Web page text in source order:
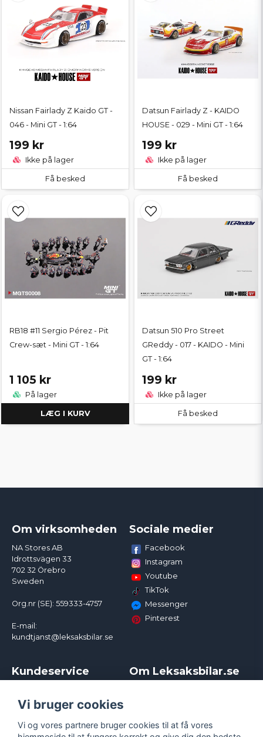
Nissan Fairlady Z Kaido GT -
046 - Mini GT - 1:64
199 kr
Ikke på lager
Få besked
Datsun Fairlady Z - KAIDO
HOUSE - 029 - Mini GT - 1:64
199 kr
Ikke på lager
Få besked
RB18 #11 Sergio Pérez - Pit
Crew-sæt - Mini GT - 1:64
1 105 kr
På lager
LÆG I KURV
Datsun 510 Pro Street
GReddy - 017 - KAIDO - Mini
GT - 1:64
199 kr
Ikke på lager
Få besked
Om virksomheden
NA Stores AB
Idrottsvägen 33
702 32 Örebro
Sweden
Org.nr (SE): 559333-4757
E-mail:
kundtjanst@leksaksbilar.se
Sociale medier
Facebook
Instagram
Youtube
TikTok
Messenger
Pinterest
Kundeservice
Kampagner og rabatter
Reklamation
Policy chase cars
Om Leksaksbilar.se
Handelsbetingelser
Vi bruger cookies
Vi og vores partnere bruger cookies til at få vores